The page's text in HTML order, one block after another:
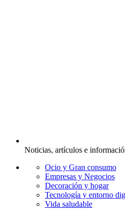
Noticias, artículos e
Ocio y Gran consumo
Empresas y Negocios
Decoración y hogar
Tecnología y entorno
Vida saludable